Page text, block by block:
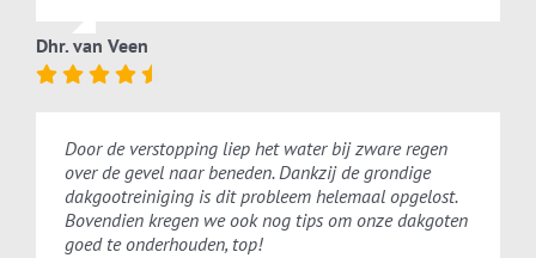
Dhr. van Veen
Door de verstopping liep het water bij zware regen
over de gevel naar beneden. Dankzij de grondige
dakgootreiniging is dit probleem helemaal opgelost.
Bovendien kregen we ook nog tips om onze dakgoten
goed te onderhouden, top!